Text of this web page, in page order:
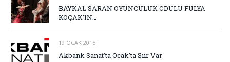
BAYKAL SARAN OYUNCULUK ÖDÜLÜ FULYA
KOÇAK’IN…
19 OCAK 2015
Akbank Sanat’ta Ocak’ta Şiir Var